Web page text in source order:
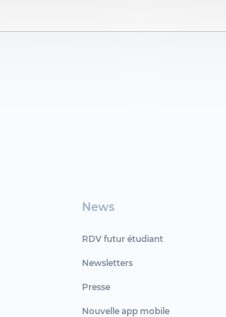
News
RDV futur étudiant
Newsletters
Presse
Nouvelle app mobile